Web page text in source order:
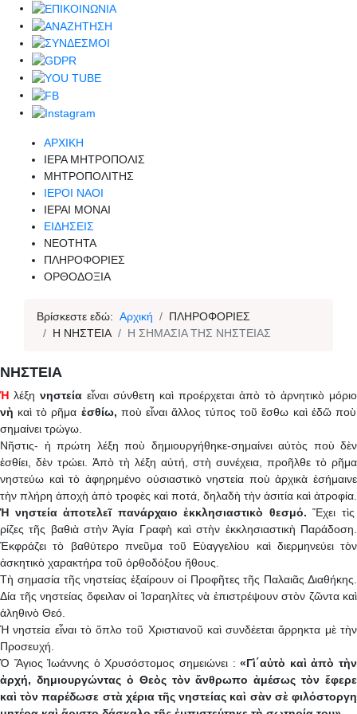
ΑΡΧΙΚΗ
ΙΕΡΑ ΜΗΤΡΟΠΟΛΙΣ
ΜΗΤΡΟΠΟΛΙΤΗΣ
ΙΕΡΟΙ ΝΑΟΙ
ΙΕΡΑΙ ΜΟΝΑΙ
ΕΙΔΗΣΕΙΣ
ΝΕΟΤΗΤΑ
ΠΛΗΡΟΦΟΡΙΕΣ
ΟΡΘΟΔΟΞΙΑ
Βρίσκεστε εδώ: Αρχική
ΠΛΗΡΟΦΟΡΙΕΣ
Η ΝΗΣΤΕΙΑ
Η ΣΗΜΑΣΙΑ ΤΗΣ ΝΗΣΤΕΙΑΣ
ΝΗΣΤΕΙΑ
Ἡ λέξη νηστεία εἶναι σύνθετη καὶ προέρχεται ἀπὸ τὸ ἀρνητικὸ μόριο
νὴ καὶ τὸ ρῆμα ἐσθίω, ποὺ εἶναι ἄλλος τύπος τοῦ ἔσθω καὶ ἐδῶ ποὺ
σημαίνει τρώγω.
Νῆστις- ἡ πρώτη λέξη ποὺ δημιουργήθηκε-σημαίνει αὐτὸς ποὺ δὲν
ἐσθίει, δὲν τρώει. Ἀπὸ τὴ λέξη αὐτή, στὴ συνέχεια, προῆλθε τὸ ρῆμα
νηστεύω καὶ τὸ ἀφηρημένο οὐσιαστικὸ νηστεία ποὺ ἀρχικὰ ἐσήμαινε
τὴν πλήρη ἀποχὴ ἀπὸ τροφὲς καὶ ποτά, δηλαδὴ τὴν ἀσιτία καὶ ἀτροφία.
Ἡ νηστεία ἀποτελεῖ πανάρχαιο ἐκκλησιαστικὸ θεσμό. Ἔχει τὶς
ρίζες τῆς βαθιὰ στὴν Ἁγία Γραφὴ καὶ στὴν ἐκκλησιαστικὴ Παράδοση.
Ἐκφράζει τὸ βαθύτερο πνεῦμα τοῦ Εὐαγγελίου καὶ διερμηνεύει τὸν
ἀσκητικὸ χαρακτήρα τοῦ ὀρθοδόξου ἤθους.
Τὴ σημασία τῆς νηστείας ἐξαίρουν οἱ Προφῆτες τῆς Παλαιᾶς Διαθήκης.
Δία τῆς νηστείας ὄφειλαν οἱ Ἰσραηλίτες νὰ ἐπιστρέψουν στὸν ζῶντα καὶ
ἀληθινὸ Θεό.
Ἡ νηστεία εἶναι τὸ ὅπλο τοῦ Χριστιανοῦ καὶ συνδέεται ἄρρηκτα μὲ τὴν
Προσευχή.
Ὁ Ἅγιος Ἰωάννης ὁ Χρυσόστομος σημειώνει :«Γὶ΄αὐτὸ καὶ ἀπὸ τὴν
ἀρχή, δημιουργώντας ὁ Θεὸς τὸν ἄνθρωπο ἀμέσως τὸν ἔφερε
καὶ τὸν παρέδωσε στὰ χέρια τῆς νηστείας καὶ σὰν σὲ φιλόστοργη